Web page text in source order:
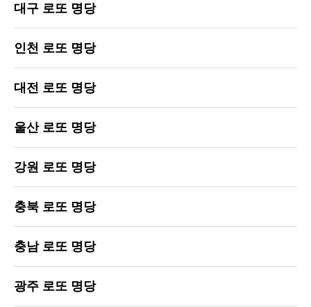
대구 로또 명당
인천 로또 명당
대전 로또 명당
울산 로또 명당
강원 로또 명당
충북 로또 명당
충남 로또 명당
광주 로또 명당